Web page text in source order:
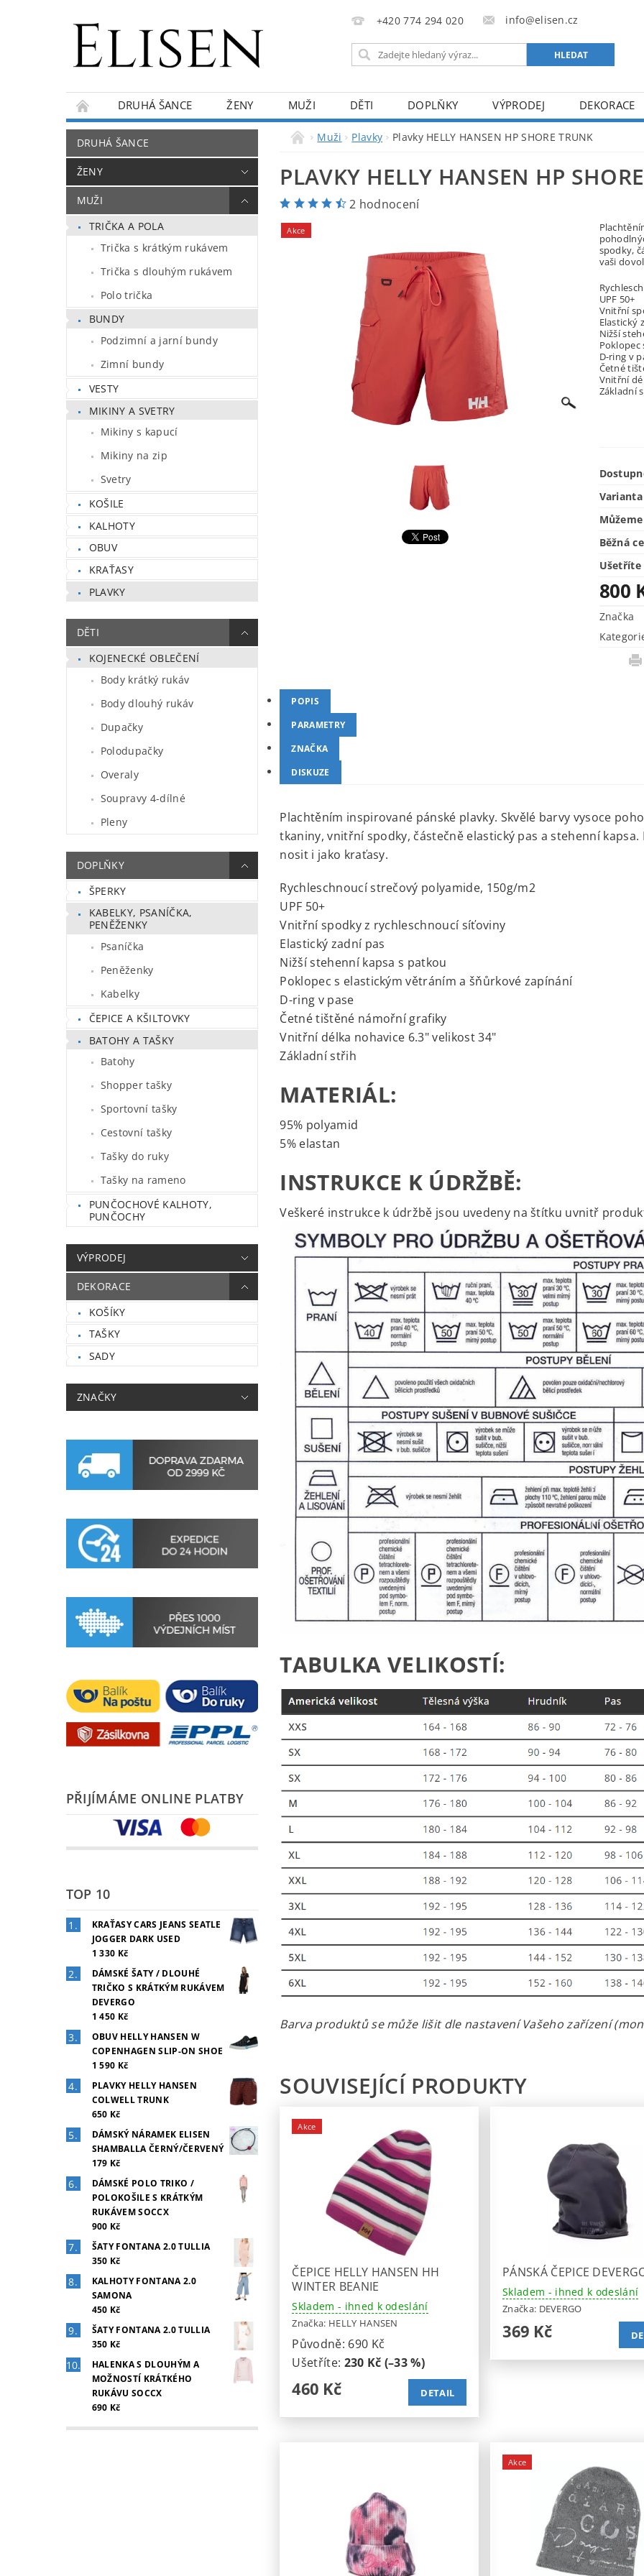
+420 774 294 020 info@elisen.cz
DRUHÁ ŠANCE ŽENY MUŽI DĚTI DOPLŇKY VÝPRODEJ
DEKORACE
KONTAKTY
O NÁS BLOG
DRUHÁ ŠANCE
ŽENY
MUŽI
TRIČKA A POLA
Trička s krátkým rukávem
Trička s dlouhým rukávem
Polo trička
BUNDY
Podzimní a jarní bundy
Zimní bundy
VESTY
MIKINY A SVETRY
Mikiny s kapucí
Mikiny na zip
Svetry
KOŠILE
KALHOTY
OBUV
KRAŤASY
PLAVKY
DĚTI
KOJENECKÉ OBLEČENÍ
Body krátký rukáv
Body dlouhý rukáv
Dupačky
Polodupačky
Overaly
Soupravy 4-dílné
Pleny
DOPLŇKY
ŠPERKY
KABELKY, PSANÍČKA,
PENĚŽENKY
Psaníčka
Peněženky
Kabelky
ČEPICE A KŠILTOVKY
BATOHY A TAŠKY
Batohy
Shopper tašky
Sportovní tašky
Cestovní tašky
Tašky do ruky
Tašky na rameno
PUNČOCHOVÉ KALHOTY,
PUNČOCHY
VÝPRODEJ
DEKORACE
KOŠÍKY
TAŠKY
SADY
ZNAČKY
PŘIJÍMÁME ONLINE PLATBY
TOP 10
KRAŤASY CARS JEANS SEATLE
JOGGER DARK USED
1 330 Kč
DÁMSKÉ ŠATY / DLOUHÉ
TRIČKO S KRÁTKÝM RUKÁVEM
DEVERGO
1 450 Kč
OBUV HELLY HANSEN W
COPENHAGEN SLIP-ON SHOE
1 590 Kč
PLAVKY HELLY HANSEN
COLWELL TRUNK
650 Kč
DÁMSKÝ NÁRAMEK ELISEN
SHAMBALLA ČERNÝ/ČERVENÝ
179 Kč
DÁMSKÉ POLO TRIKO /
POLOKOŠILE S KRÁTKÝM
RUKÁVEM SOCCX
900 Kč
ŠATY FONTANA 2.0 TULLIA
350 Kč
KALHOTY FONTANA 2.0
SAMONA
450 Kč
ŠATY FONTANA 2.0 TULLIA
350 Kč
HALENKA S DLOUHÝM A
MOŽNOSTÍ KRÁTKÉHO
RUKÁVU SOCCX
690 Kč
Muži Plavky Plavky HELLY HANSEN HP SHORE TRUNK
PLAVKY HELLY HANSEN HP
2 hodnocení
Akce
spodky,
vaši
UPF 50+
Vnitřní
Elastický
Nižší
D-ring v
Četné
Vnitřní
Základní
Varianta
Běžná
Ušetříte
800
Značka
POPIS
PARAMETRY
ZNAČKA
DISKUZE
Plachtěním inspirované pánské plavky. Skvělé barvy vysoce
tkaniny, vnitřní spodky, částečně elastický pas a stehenní
nosit i jako kraťasy.
Rychleschnoucí strečový polyamide, 150g/m2
UPF 50+
Vnitřní spodky z rychleschnoucí síťoviny
Elastický zadní pas
Nižší stehenní kapsa s patkou
Poklopec s elastickým větráním a šňůrkové zapínání
D-ring v pase
Četné tištěné námořní grafiky
Vnitřní délka nohavice 6.3" velikost 34"
Základní střih
MATERIÁL:
95% polyamid
5% elastan
INSTRUKCE K ÚDRŽBĚ:
Veškeré instrukce k údržbě jsou uvedeny na štítku uvnitř
TABULKA VELIKOSTÍ:
Barva produktů se může lišit dle nastavení Vašeho zařízení
SOUVISEJÍCÍ PRODUKTY
Akce
ČEPICE HELLY HANSEN HH
WINTER BEANIE
Skladem - ihned k odeslání
Značka: HELLY HANSEN
Původně: 690 Kč
Ušetříte: 230 Kč (–33 %)
460 Kč DETAIL
PÁNSKÁ ČEPICE
Skladem - ihned k odeslání
Značka: DEVERGO
369 Kč
Akce